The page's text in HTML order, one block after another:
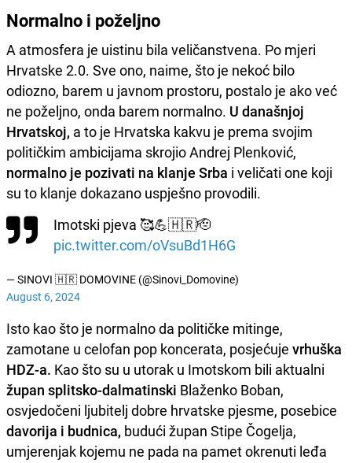
Normalno i poželjno
A atmosfera je uistinu bila veličanstvena. Po mjeri
Hrvatske 2.0. Sve ono, naime, što je nekoć bilo
odiozno, barem u javnom prostoru, postalo je ako već
ne poželjno, onda barem normalno. U današnjoj
Hrvatskoj, a to je Hrvatska kakvu je prema svojim
političkim ambicijama skrojio Andrej Plenković,
normalno je pozivati na klanje Srba i veličati one koji
su to klanje dokazano uspješno provodili.
Imotski pjeva 🥰💪🇭🇷🫡
pic.twitter.com/oVsuBd1H6G
— SINOVI 🇭🇷 DOMOVINE (@Sinovi_Domovine)
August 6, 2024
Isto kao što je normalno da političke mitinge,
zamotane u celofan pop koncerata, posjećuje vrhuška
HDZ-a. Kao što su u utorak u Imotskom bili aktualni
župan splitsko-dalmatinski Blaženko Boban,
osvjedočeni ljubitelj dobre hrvatske pjesme, posebice
davorija i budnica, budući župan Stipe Čogelja,
umjerenjak kojemu ne pada na pamet okrenuti leđa